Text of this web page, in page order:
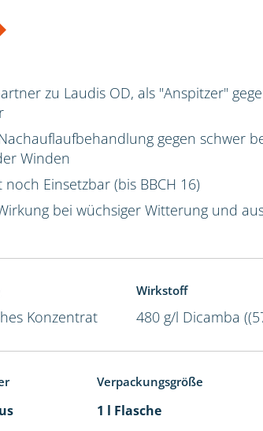
zu Laudis OD, als "Anspitzer"
gegen schwer
Winden
Einsetzbar (bis BBCH 16)
bei wüchsiger Witterung und
Konzentrat
Wirkstoff
480 g/l Dicamba
Verpackungsgröße
1 l Flasche